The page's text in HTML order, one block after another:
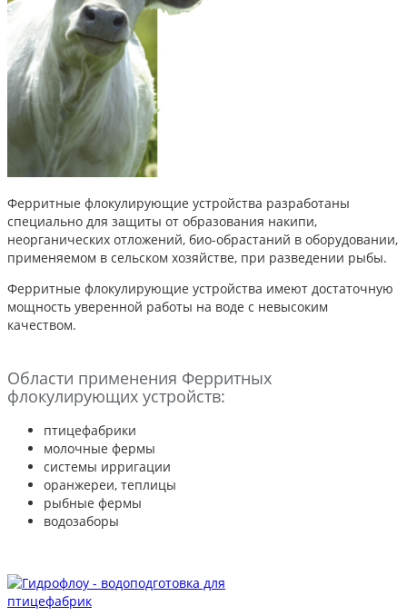
Ферритные флокулирующие устройства разработаны
специально для защиты от образования накипи,
неорганических отложений, био-обрастаний в оборудовании,
применяемом в сельском хозяйстве, при разведении рыбы.
Ферритные флокулирующие устройства имеют достаточную
мощность уверенной работы на воде с невысоким
качеством.
Области применения Ферритных
флокулирующих устройств:
птицефабрики
молочные фермы
системы ирригации
оранжереи, теплицы
рыбные фермы
водозаборы